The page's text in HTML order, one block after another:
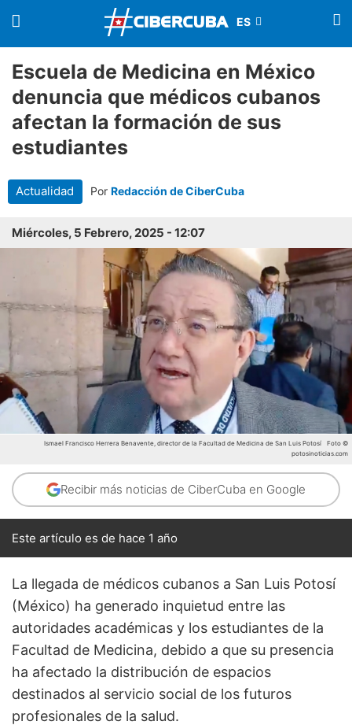
Escuela de Medicina en México
denuncia que médicos cubanos
afectan la formación de sus
estudiantes
Actualidad Por Redacción de CiberCuba
Miércoles, 5 Febrero, 2025 - 12:07
Ismael Francisco Herrera Benavente, director de la Facultad de Medicina de San Luis Potosí
Foto ©
potosinoticias.com
Recibir más noticias de CiberCuba en Google
Este artículo es de hace 1 año
La llegada de médicos cubanos a San Luis Potosí
(México) ha generado inquietud entre las
autoridades académicas y los estudiantes de la
Facultad de Medicina, debido a que su presencia
ha afectado la distribución de espacios
destinados al servicio social de los futuros
profesionales de la salud.